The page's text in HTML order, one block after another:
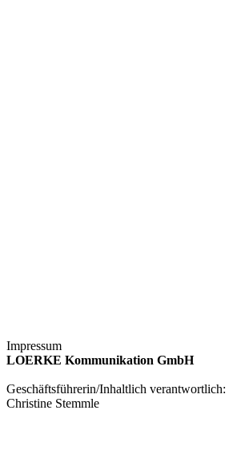
Impressum
LOERKE Kommunikation GmbH
Geschäftsführerin/Inhaltlich verantwortlich:
Christine Stemmle